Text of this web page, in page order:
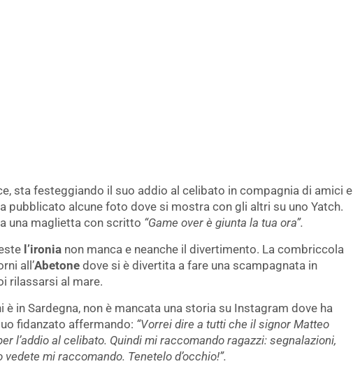
sta festeggiando il suo addio al celibato in compagnia di amici e
pubblicato alcune foto dove si mostra con gli altri su uno Yatch.
una maglietta con scritto “Game over è giunta la tua ora”.
l’ironia non manca e neanche il divertimento. La combriccola
all’Abetone dove si è divertita a fare una scampagnata in
rilassarsi al mare.
è in Sardegna, non è mancata una storia su Instagram dove ha
fidanzato affermando: “Vorrei dire a tutti che il signor Matteo
l’addio al celibato. Quindi mi raccomando ragazzi: segnalazioni,
mi raccomando. Tenetelo d’occhio!”.